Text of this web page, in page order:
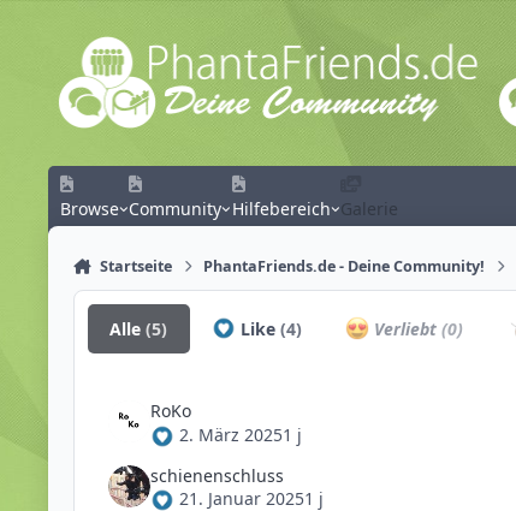
Zum Inhalt springen
Browse Community Hilfebereich Galerie
Startseite PhantaFriends.de - Deine Community!
Alle(5) Like (4) Verliebt(0)
RoKo
2. März 20251 j
schienenschluss
21. Januar 20251 j